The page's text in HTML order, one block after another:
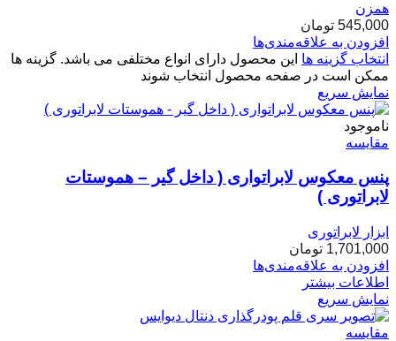
همزن
545,000 تومان
افزودن به علاقه‌مندی‌ها
انتخاب گزینه ها این محصول دارای انواع مختلفی می باشد. گزینه ها
ممکن است در صفحه محصول انتخاب شوند
نمایش سریع
ناموجود
مقایسه
پنس معکوس لابراتواری ( داخل گیر – هموستات
لابراتوری )
ابزار لابراتوری
1,701,000 تومان
افزودن به علاقه‌مندی‌ها
اطلاعات بیشتر
نمایش سریع
مقایسه